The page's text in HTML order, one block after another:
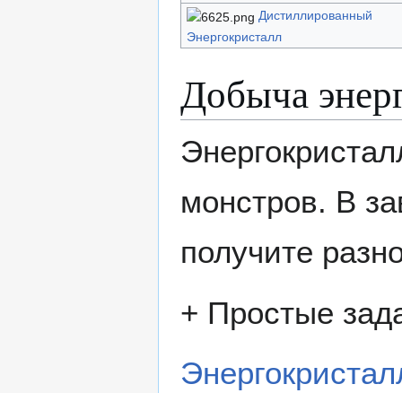
Дистиллированный
Энергокристалл
Добыча
монстров. В
получите
+ Простые